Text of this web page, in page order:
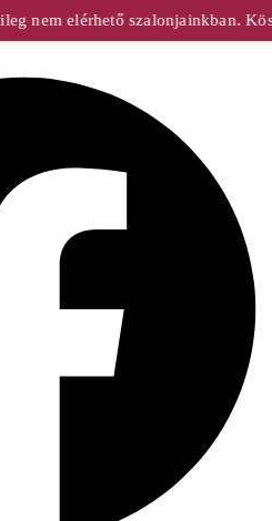
nem elérhető szalonjainkban.